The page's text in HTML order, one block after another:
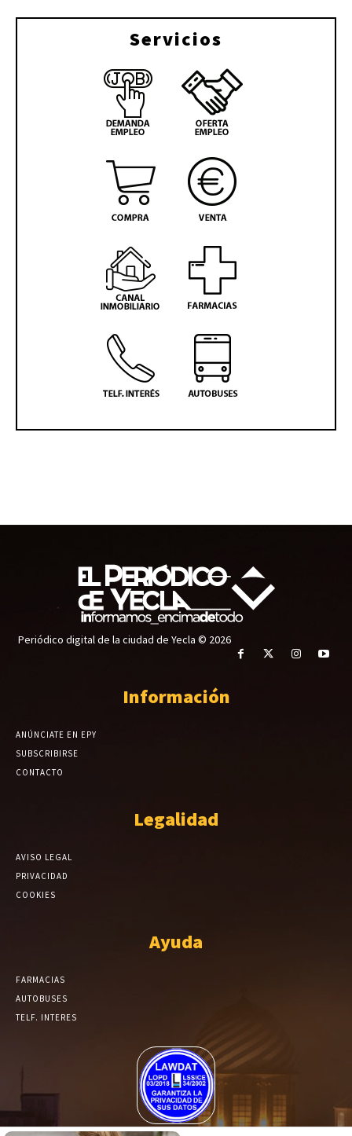
Servicios
Periódico digital de la ciudad de Yecla © 2026
Información
ANÚNCIATE EN EPY
SUBSCRIBIRSE
CONTACTO
Legalidad
AVISO LEGAL
PRIVACIDAD
COOKIES
Ayuda
FARMACIAS
AUTOBUSES
TELF. INTERES